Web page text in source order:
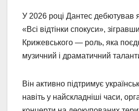
У 2026 році Дантес дебютував
«Всі відтінки спокуси»,
Крижевського — роль, яка
музичний і драматичний
Він активно підтримує
навіть у найскладніші часи,